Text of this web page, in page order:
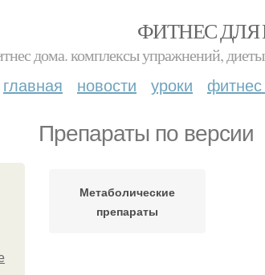
ФИТНЕС
дома. комплексы упражнений,
главная новости уроки
Препараты по версии
Метаболические
препараты